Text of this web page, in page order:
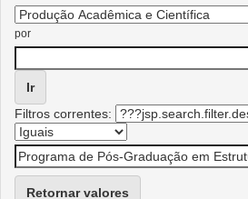
por
Filtros correntes:
Retornar valores